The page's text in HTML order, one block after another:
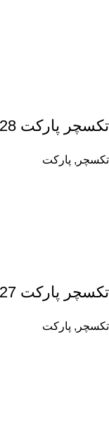
تکسچر پارکت 028
تکسچر , پارکت
تکسچر پارکت 027
تکسچر , پارکت